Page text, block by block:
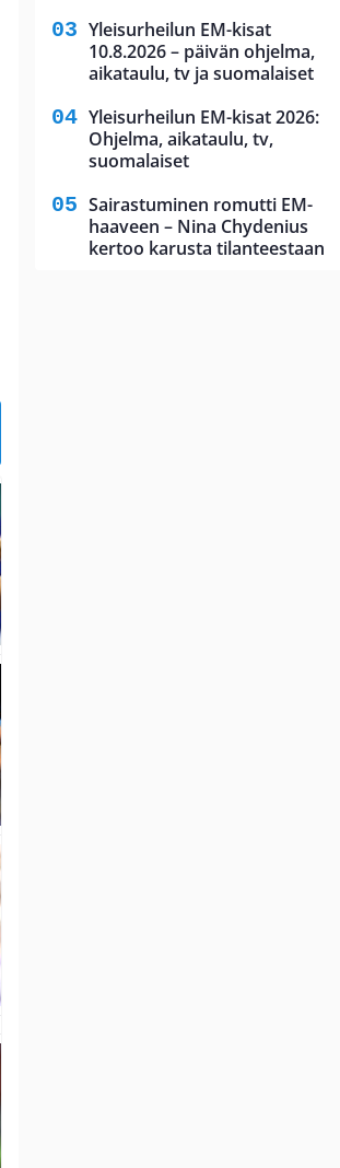
Yleisurheilun EM-kisat
10.8.2026 – päivän ohjelma,
aikataulu, tv ja suomalaiset
Yleisurheilun EM-kisat 2026:
Ohjelma, aikataulu, tv,
suomalaiset
Sairastuminen romutti EM-
haaveen – Nina Chydenius
kertoo karusta tilanteestaan